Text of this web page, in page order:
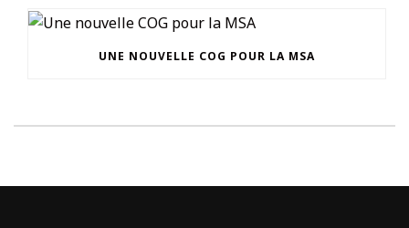
UNE NOUVELLE COG POUR LA MSA